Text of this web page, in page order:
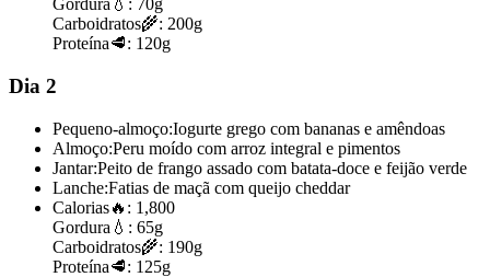
Gordura 💧: 70g
Carboidratos🌾: 200g
Proteína🥩: 120g
Dia 2
Pequeno-almoço:Iogurte grego com bananas e amêndoas
Almoço:Peru moído com arroz integral e pimentos
Jantar:Peito de frango assado com batata-doce e feijão verde
Lanche:Fatias de maçã com queijo cheddar
Calorias🔥: 1,800
Gordura 💧: 65g
Carboidratos🌾: 190g
Proteína🥩: 125g